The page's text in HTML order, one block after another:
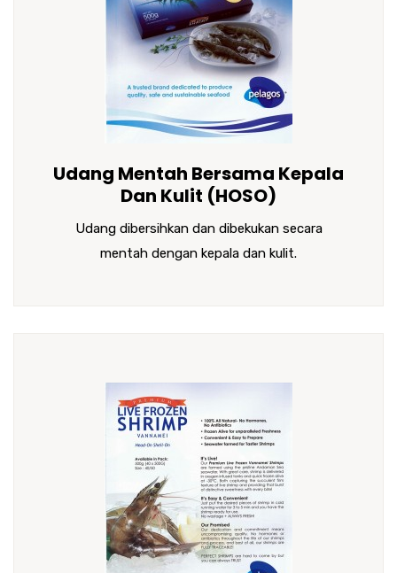
Udang Mentah Bersama Kepala
Dan Kulit (HOSO)
Udang dibersihkan dan dibekukan secara
mentah dengan kepala dan kulit.